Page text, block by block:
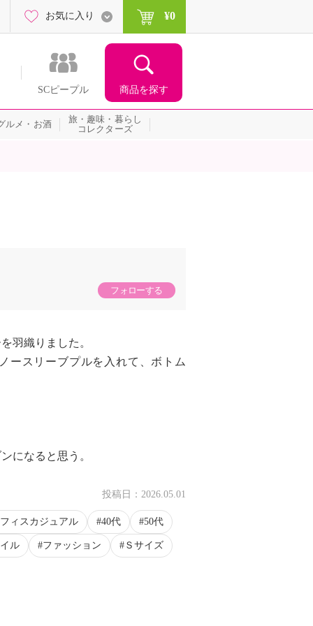
SCピープル 商品を探す
お気に入り ¥0
ルメ・お酒
旅・趣味・暮らし
コレクターズ
フォローする
羽織りました。
ースリーブプルを入れて、ボトム
になると思う。
投稿日： 2026.05.01
ィスカジュアル 40代 50代
ル ファッション Ｓサイズ